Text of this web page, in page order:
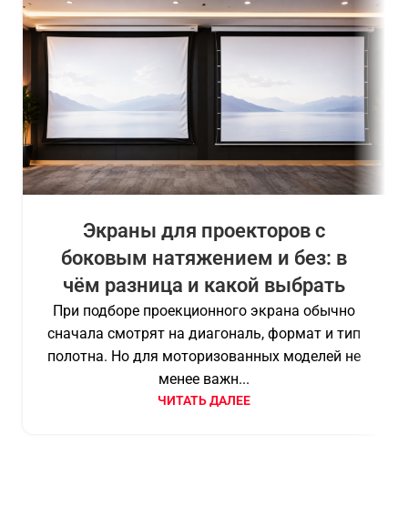
Экраны для проекторов с
боковым натяжением и без: в
чём разница и какой выбрать
При подборе проекционного экрана обычно
сначала смотрят на диагональ, формат и тип
полотна. Но для моторизованных моделей не
менее важн...
ЧИТАТЬ ДАЛЕЕ